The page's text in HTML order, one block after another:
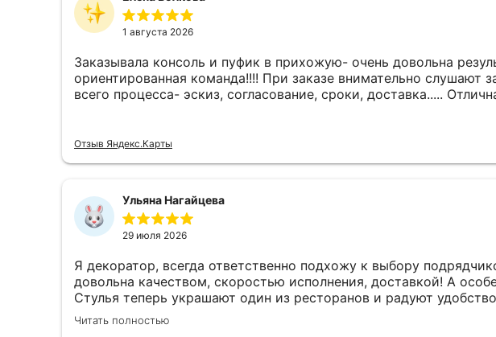
1 августа 2026
Заказывала консоль и пуфик в прихожую- очень довольна результатом!!!! Хочу отметить слаженную работу всей
ориентированная команда!!!! При заказе внимательно слушают
Отзыв Яндекс.Карты
Ульяна Нагайцева
29 июля 2026
Я декоратор, всегда ответственно подхожу к выбору
довольна качеством, скоростью исполнения, доставкой! А
Стулья теперь украшают один из ресторанов и радуют
обивки и я смогла на месте подобрать цвет и качество,
Читать полностью